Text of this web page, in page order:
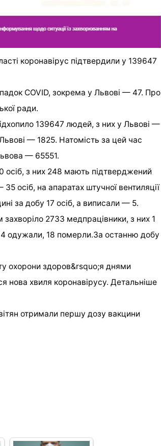
коронавірус підтвердили у 139647
COVID, зокрема у Львові — 47. Про
ради.
139647 людей, з них у Львові —
— 1825. Натомість за цей час
— 65551.
осіб, з них 248 мають підтверджений
осіб, на апаратах штучної вентиляції
за добу 17 осіб, а виписали — 5.
2733 медпрацівники, з них 1
одужали, 18 померли.За останню добу
охорони здоров&rsquo;я днями
нова хвиля коронавірусу. Детальніше
отримали першу дозу вакцини